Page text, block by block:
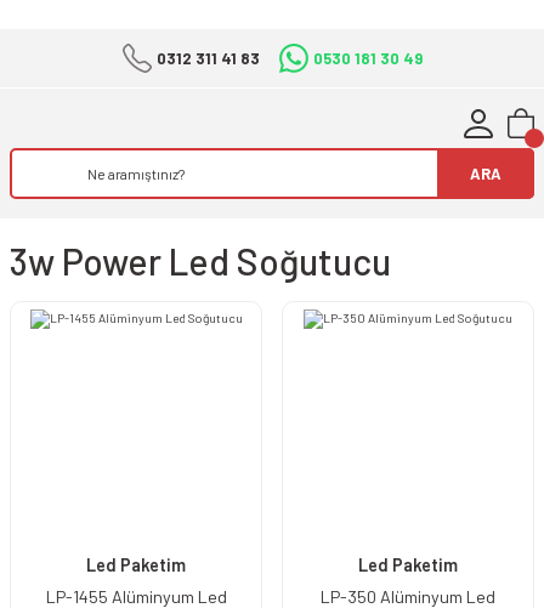
0312 311 41 83 0530 181 30 49
ARA
3w Power Led Soğutucu
Led Paketim
LP-1455 Alüminyum Led
Led Paketim
LP-350 Alüminyum Led